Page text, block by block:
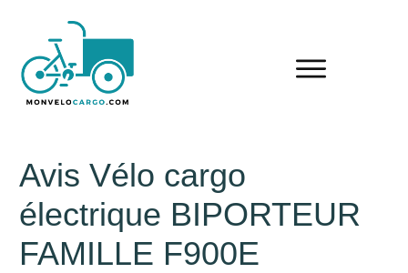
Avis Vélo cargo
électrique BIPORTEUR
FAMILLE F900E